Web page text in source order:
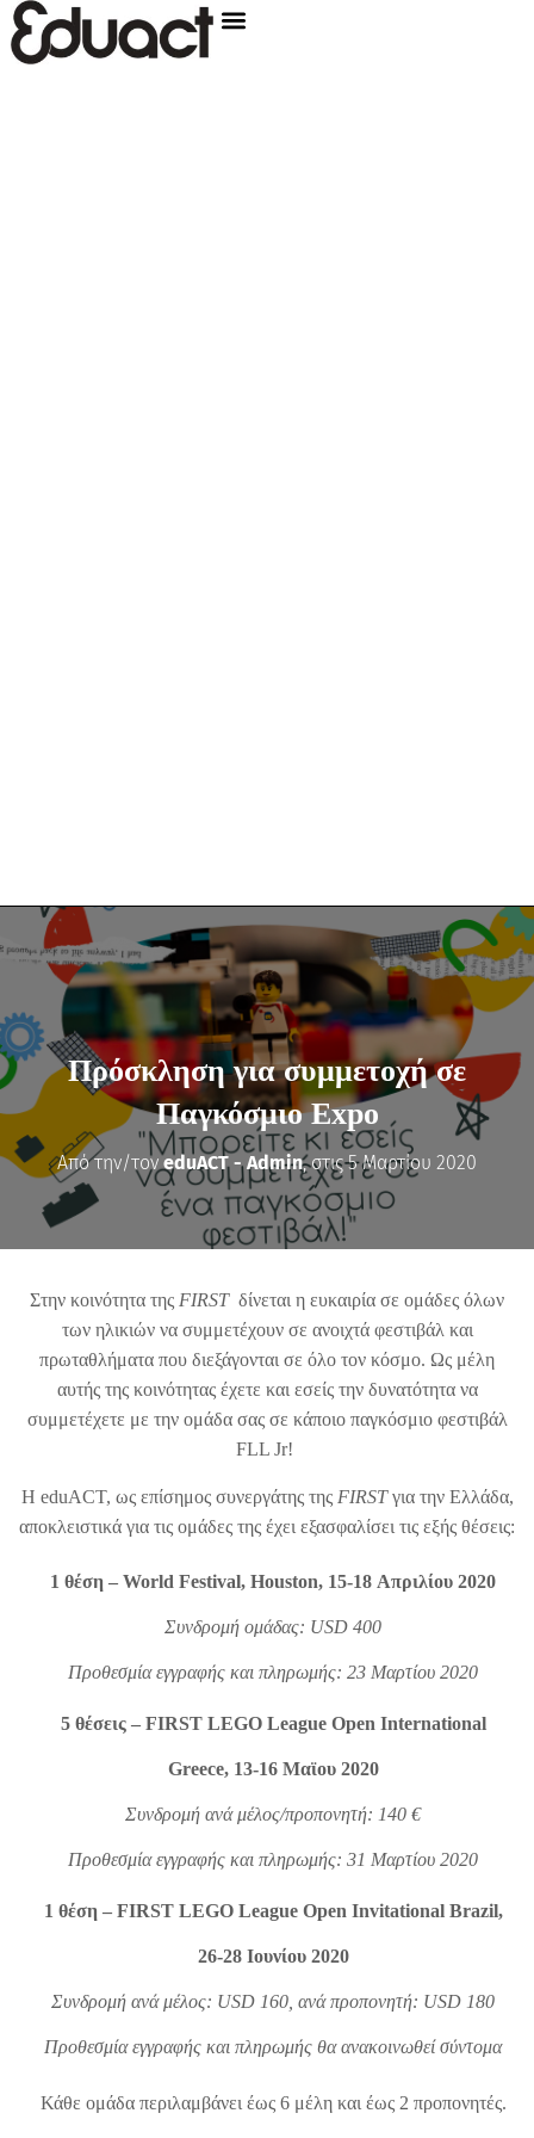
Πρόσκληση για συμμετοχή σε
Παγκόσμιο Expo
Από την/τονeduACT - Admin, στις5 Μαρτίου 2020
Στην κοινότητα της FIRST δίνεται η ευκαιρία σε ομάδες όλων
των ηλικιών να συμμετέχουν σε ανοιχτά φεστιβάλ και
πρωταθλήματα που διεξάγονται σε όλο τον κόσμο. Ως μέλη
αυτής της κοινότητας έχετε και εσείς την δυνατότητα να
συμμετέχετε με την ομάδα σας σε κάποιο παγκόσμιο φεστιβάλ
FLL Jr!
Η eduACT, ως επίσημος συνεργάτης της FIRSTγια την Ελλάδα,
αποκλειστικά για τις ομάδες της έχει εξασφαλίσει τις εξής θέσεις:
1 θέση – World Festival, Houston, 15-18 Απριλίου 2020
Συνδρομή ομάδας: USD 400
Προθεσμία εγγραφής και πληρωμής: 23 Μαρτίου 2020
5 θέσεις – FIRST LEGO League Open International
Greece, 13-16 Μαϊου 2020
Συνδρομή ανά μέλος/προπονητή: 140 €
Προθεσμία εγγραφής και πληρωμής: 31 Μαρτίου 2020
1 θέση – FIRST LEGO League Open Invitational Brazil,
26-28 Ιουνίου 2020
Συνδρομή ανά μέλος: USD 160, ανά προπονητή: USD 180
Προθεσμία εγγραφής και πληρωμής θα ανακοινωθεί σύντομα
Κάθε ομάδα περιλαμβάνει έως 6 μέλη και έως 2 προπονητές.